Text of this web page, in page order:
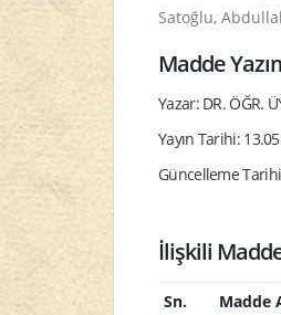
Satoğlu,
Madde
Yazar: DR. ÖĞR.
Yayın Tarihi:
Güncelleme
İlişkili
Sn. Madde